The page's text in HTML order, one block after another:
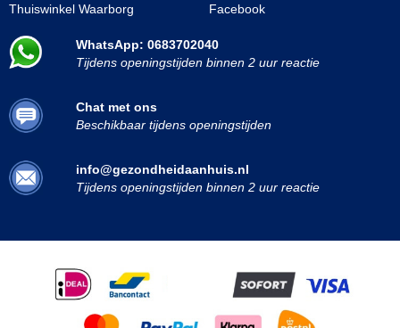
Thuiswinkel Waarborg
Facebook
WhatsApp: 0683702040
Tijdens openingstijden binnen 2 uur reactie
Chat met ons
Beschikbaar tijdens openingstijden
info@gezondheidaanhuis.nl
Tijdens openingstijden binnen 2 uur reactie